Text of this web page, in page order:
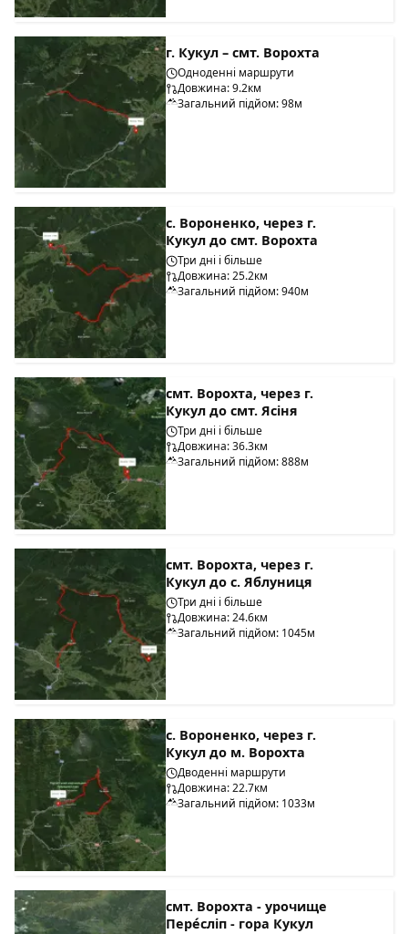
г. Кукул – смт. Ворохта
Одноденні маршрути
Довжина: 9.2км
Загальний підйом: 98м
с. Вороненко, через г.
Кукул до смт. Ворохта
Три дні і більше
Довжина: 25.2км
Загальний підйом: 940м
смт. Ворохта, через г.
Кукул до смт. Ясіня
Три дні і більше
Довжина: 36.3км
Загальний підйом: 888м
смт. Ворохта, через г.
Кукул до с. Яблуниця
Три дні і більше
Довжина: 24.6км
Загальний підйом: 1045м
с. Вороненко, через г.
Кукул до м. Ворохта
Дводенні маршрути
Довжина: 22.7км
Загальний підйом: 1033м
смт. Ворохта - урочище
Пере́сліп - гора Кукул